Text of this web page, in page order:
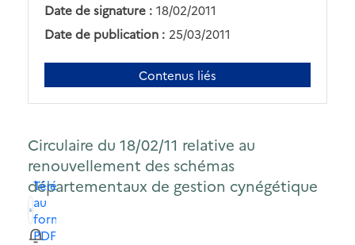
Date de signature : 18/02/2011
Date de publication : 25/03/2011
Contenus liés
Circulaire du 18/02/11 relative au
renouvellement des schémas
départementaux de gestion cynégétique
Télécharger
au
format
PDF